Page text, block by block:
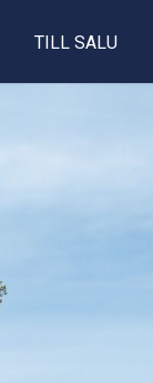
TILL SALU